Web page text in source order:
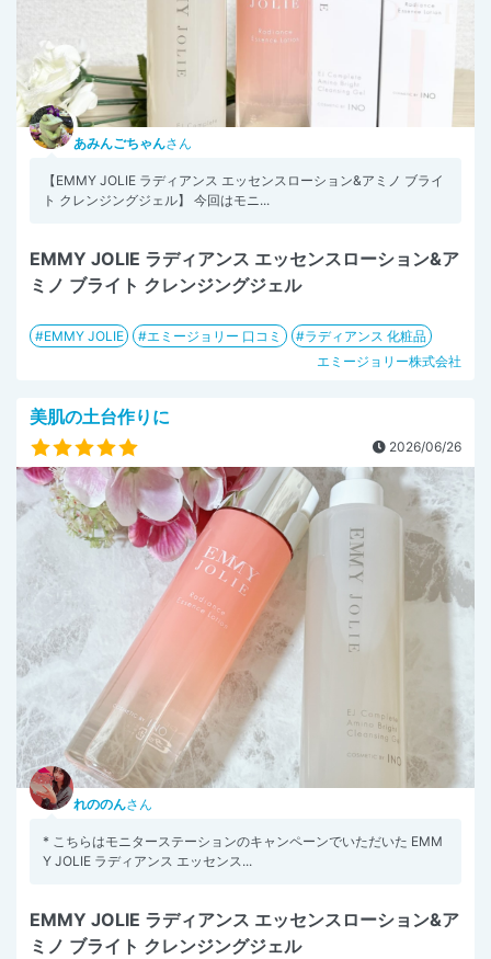
あみんごちゃんさん
【EMMY JOLIE ラディアンス エッセンスローション&アミノ ブライ
ト クレンジングジェル】 今回はモニ...
EMMY JOLIE ラディアンス エッセンスローション&ア
ミノ ブライト クレンジングジェル
EMMY JOLIE エミージョリー 口コミ
ラディアンス 化粧品
エミージョリー株式会社
美肌の土台作りに
2026/06/26
れののんさん
* こちらはモニターステーションのキャンペーンでいただいた EMM
Y JOLIE ラディアンス エッセンス...
EMMY JOLIE ラディアンス エッセンスローション&ア
ミノ ブライト クレンジングジェル